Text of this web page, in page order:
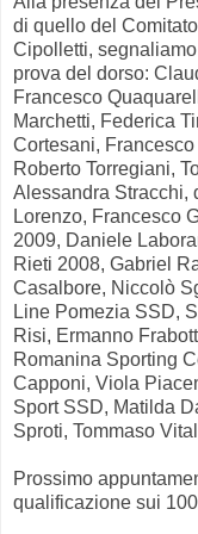
di quello del
Cipolletti,
prova del dorso:
Francesco
Marchetti, Federica
Cortesani,
Roberto Torregiani,
Alessandra Stracchi,
Lorenzo, Francesco
2009, Daniele
Rieti 2008, Gabriel
Casalbore, Niccolò
Line Pomezia SSD,
Risi, Ermanno
Romanina Sporting
Capponi, Viola
Sport SSD, Matilda
Sproti, Tommaso
Prossimo
qualificazione sui